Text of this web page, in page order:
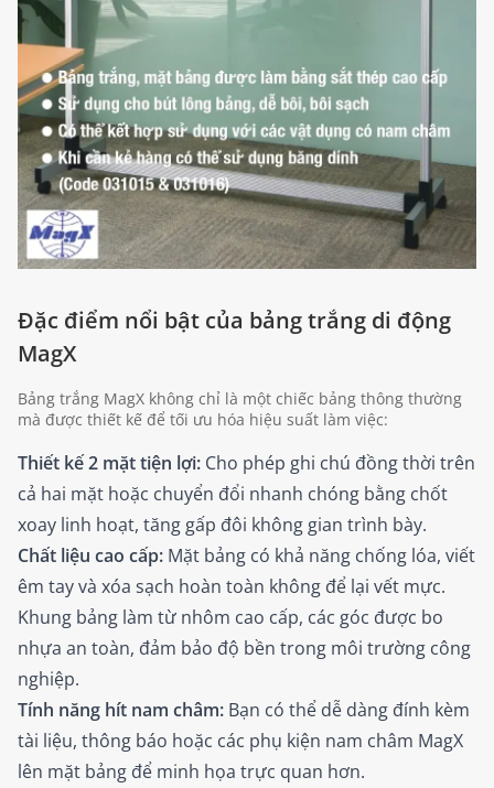
Đặc điểm nổi bật của bảng trắng di động
MagX
Bảng trắng MagX không chỉ là một chiếc bảng thông thường
mà được thiết kế để tối ưu hóa hiệu suất làm việc:
Thiết kế 2 mặt tiện lợi: Cho phép ghi chú đồng thời trên
cả hai mặt hoặc chuyển đổi nhanh chóng bằng chốt
xoay linh hoạt, tăng gấp đôi không gian trình bày.
Chất liệu cao cấp: Mặt bảng có khả năng chống lóa, viết
êm tay và xóa sạch hoàn toàn không để lại vết mực.
Khung bảng làm từ nhôm cao cấp, các góc được bo
nhựa an toàn, đảm bảo độ bền trong môi trường công
nghiệp.
Tính năng hít nam châm: Bạn có thể dễ dàng đính kèm
tài liệu, thông báo hoặc các phụ kiện nam châm MagX
lên mặt bảng để minh họa trực quan hơn.